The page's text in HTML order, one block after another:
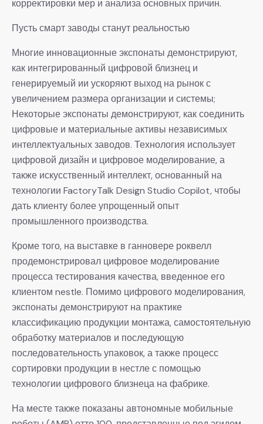
корректировки мер и анализа основных причин.
Пусть смарт заводы станут реальностью
Многие инновационные экспонаты демонстрируют,
как интегрированный цифровой близнец и
генерируемый ии ускоряют выход на рынок с
увеличением размера организации и системы;
Некоторые экспонаты демонстрируют, как соединить
цифровые и материальные активы независимых
интеллектуальных заводов. Технология использует
цифровой дизайн и цифровое моделирование, а
также искусственный интеллект, основанный на
технологии FactoryTalk Design Studio Copilot, чтобы
дать клиенту более упрощенный опыт
промышленного производства.
Кроме того, на выставке в ганновере роквелл
продемонстрировал цифровое моделирование
процесса тестирования качества, введенное его
клиентом nestle. Помимо цифрового моделирования,
экспонаты демонстрируют на практике
классификацию продукции монтажа, самостоятельную
обработку материалов и последующую
последовательность упаковок, а также процесс
сортировки продукции в нестле с помощью
технологии цифрового близнеца на фабрике.
На месте также показаны автономные мобильные